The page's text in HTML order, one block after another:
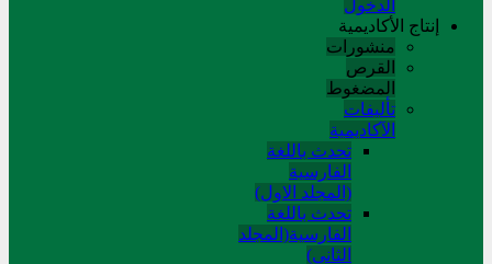
الدخول
إنتاج الأكاديمية
منشورات
القرص
المضغوط
تألیفات
الآکادیمیة
تحدث باللغة
الفارسية
(المجلد الاول)
تحدث باللغة
الفارسية(المجلد
الثاني)